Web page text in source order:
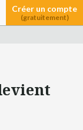
Créer un compte
(gratuitement)